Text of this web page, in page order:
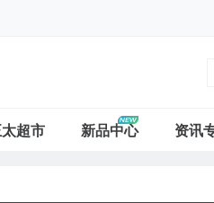
超市 新品中心 资讯